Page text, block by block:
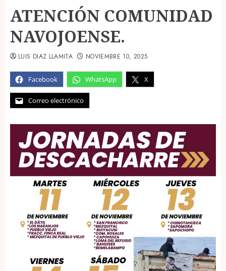
ATENCIÓN COMUNIDAD
NAVOJOENSE.
Facebook WhatsApp X
Correo electrónico
LUIS DIAZ LLAMITA NOVIEMBRE 10, 2025